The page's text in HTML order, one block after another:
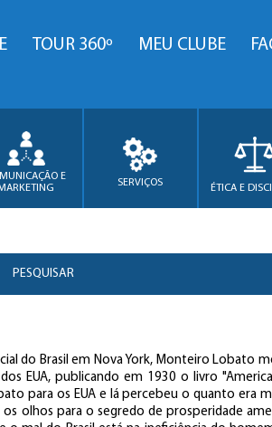
TOUR 360º MEU CLUBE
E
MARKETING
SERVIÇOS ÉTICA E
PESQUISAR
do Brasil em Nova York, Monteiro Lobato
EUA, publicando em 1930 o livro
para os EUA e lá percebeu o quanto era
os olhos para o segredo de prosperidade